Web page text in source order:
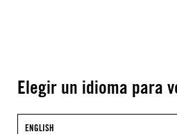
Elegir un idioma para
ENGLISH